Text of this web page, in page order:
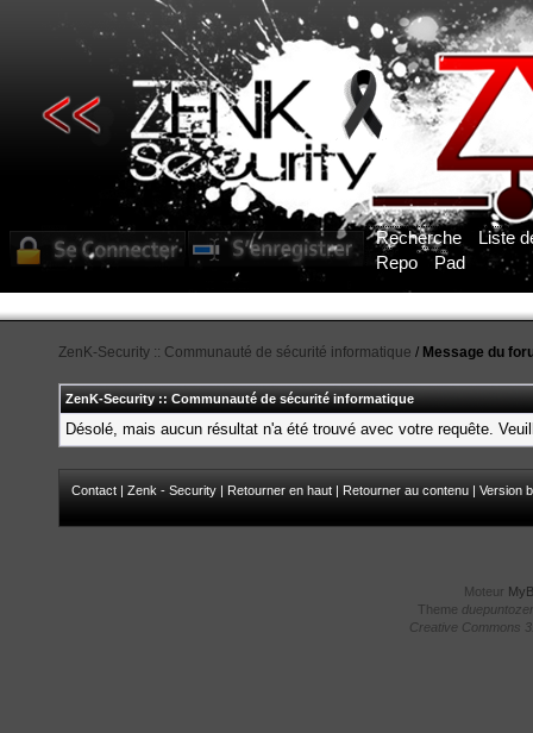
Recherche
Liste
Repo
Pad
ZenK-Security :: Communauté de sécurité informatique / Message du
ZenK-Security :: Communauté de sécurité informatique
Désolé, mais aucun résultat n'a été trouvé avec votre requête.
Contact | Zenk - Security | Retourner en haut | Retourner au contenu | Version
Moteur
Theme
Creative Commons